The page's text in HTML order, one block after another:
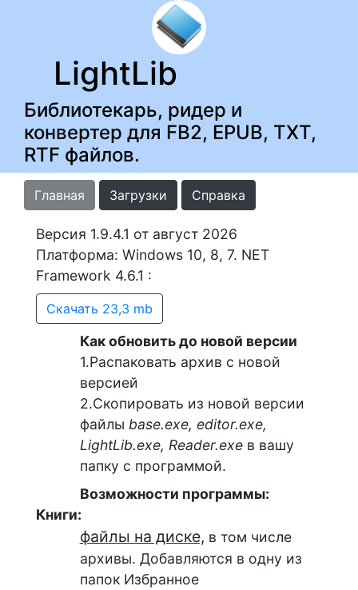
LightLib
Библиотекарь, ридер и
конвертер для FB2, EPUB, TXT,
RTF файлов.
Главная Загрузки Справка
Версия 1.9.4.1 от август 2026
Платформа: Windows 10, 8, 7. NET
Framework 4.6.1 :
Скачать 23,3 mb
Как обновить до новой версии
1.Распаковать архив с новой
версией
2.Скопировать из новой версии
файлы base.exe, editor.exe,
LightLib.exe, Reader.exeв вашу
папку с программой.
Возможности программы:
Книги:
файлы на диске, в том числе
архивы. Добавляются в одну из
папок Избранное